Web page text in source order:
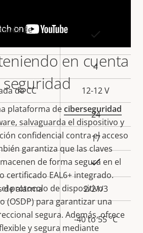
en cuenta
seguridad
plataforma deciberseguridad
salvaguarda el dispositivo y
confidencial contra el acceso
garantiza que las claves
de forma segura en el
certificado EAL6+ integrado.
protocolo de dispositivo
(OSDP) para garantizar una
segura. Además, ofrece
y segura mediante
Valor de
propiedad
de
4
de CC 12-12 V
24
17
Sí
de alarma 2/21/3
-40 to 55 °C